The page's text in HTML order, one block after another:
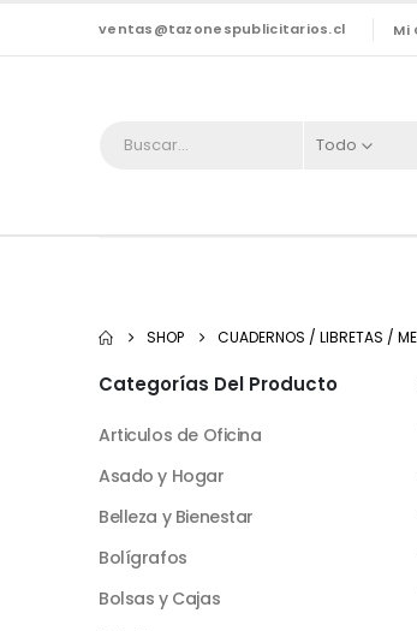
ventas@tazonespublicitarios.cl Mi
Todo
SHOP CUADERNOS / LIBRETAS /
Categorías Del Producto
Articulos de Oficina
Asado y Hogar
Belleza y Bienestar
Bolígrafos
Bolsas y Cajas